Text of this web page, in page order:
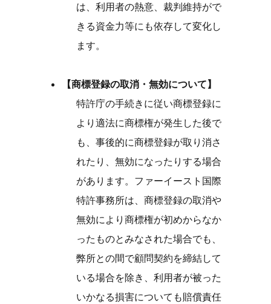
は、利用者の熱意、裁判維持がで
きる資金力等にも依存して変化し
ます。
【商標登録の取消・無効について】
特許庁の手続きに従い商標登録に
より適法に商標権が発生した後で
も、事後的に商標登録が取り消さ
れたり、無効になったりする場合
があります。ファーイースト国際
特許事務所は、商標登録の取消や
無効により商標権が初めからなか
ったものとみなされた場合でも、
弊所との間で顧問契約を締結して
いる場合を除き、利用者が被った
いかなる損害についても賠償責任